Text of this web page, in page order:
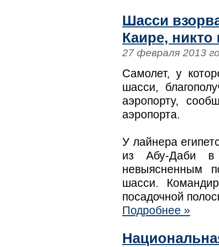
Шасси
Каире, никто
27 февраля 2013
Самолет, у
шасси,
аэропорту,
аэропорта.
У лайнера
из Абу-Даби в
невыясненным
шасси.
посадочной
Подробнее »